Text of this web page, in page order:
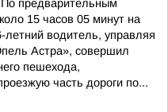
предварительным
15 часов 05 минут на
летний водитель, управляя
Астра», совершил
пешехода,
часть дороги по...